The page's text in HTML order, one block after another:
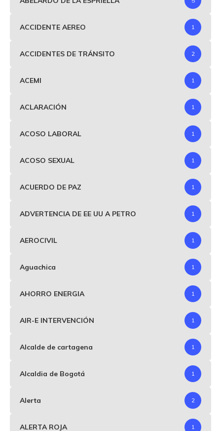
ACCIDENTE AEREO 1
ACCIDENTES DE TRÁNSITO 2
ACEMI 1
ACLARACIÓN 1
ACOSO LABORAL 1
ACOSO SEXUAL 1
ACUERDO DE PAZ 1
ADVERTENCIA DE EE UU A PETRO 1
AEROCIVIL 1
Aguachica 1
AHORRO ENERGIA 1
AIR-E INTERVENCIÓN 1
Alcalde de cartagena 1
Alcaldia de Bogotá 1
Alerta 2
ALERTA ROJA 1